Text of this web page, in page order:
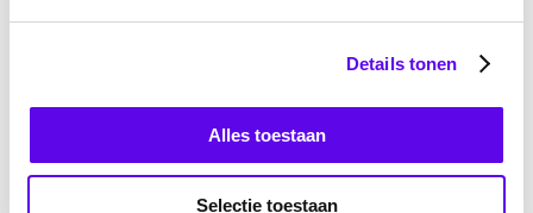
Details tonen
Alles toestaan
Selectie toestaan